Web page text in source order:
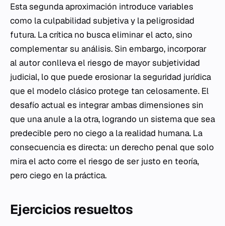
Esta segunda aproximación introduce variables
como la culpabilidad subjetiva y la peligrosidad
futura. La crítica no busca eliminar el acto, sino
complementar su análisis. Sin embargo, incorporar
al autor conlleva el riesgo de mayor subjetividad
judicial, lo que puede erosionar la seguridad jurídica
que el modelo clásico protege tan celosamente. El
desafío actual es integrar ambas dimensiones sin
que una anule a la otra, logrando un sistema que sea
predecible pero no ciego a la realidad humana. La
consecuencia es directa: un derecho penal que solo
mira el acto corre el riesgo de ser justo en teoría,
pero ciego en la práctica.
Ejercicios resueltos